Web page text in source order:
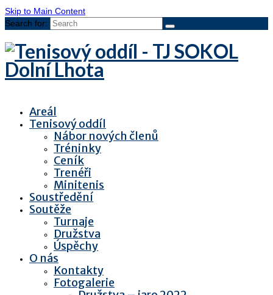
Skip to Main Content
Search for:
Areál
Tenisový oddíl
Nábor nových členů
Tréninky
Ceník
Trenéři
Minitenis
Soustředění
Soutěže
Turnaje
Družstva
Úspěchy
O nás
Kontakty
Fotogalerie